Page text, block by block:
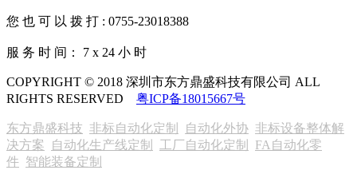
您 也 可 以 拨 打 : 0755-23018388
服 务 时 间： 7 x 24 小 时
COPYRIGHT © 2018 深圳市东方鼎盛科技有限公司 ALL
RIGHTS RESERVED 粤ICP备18015667号
东方鼎盛科技 非标自动化定制 自动化外协 非标设备整体解
决方案
自动化生产线定制 工厂自动化定制
FA自动化零
件 智能装备定制